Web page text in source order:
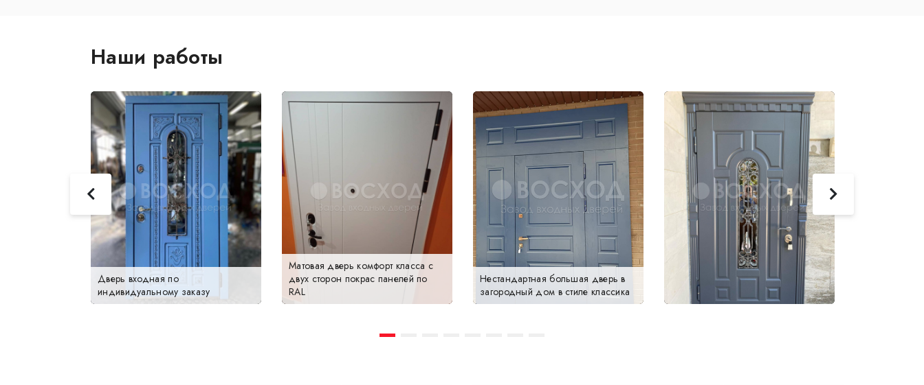
Наши работы
Дверь входная по
индивидуальному заказу
Матовая дверь комфорт класса с
двух сторон покрас панелей по
RAL
Нестандартная большая дверь в
загородный дом в стиле классика